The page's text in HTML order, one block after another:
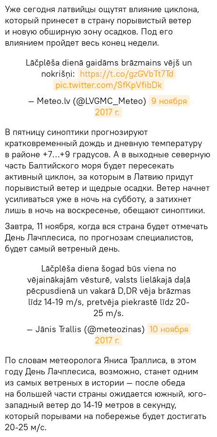
Уже сегодня латвийцы ощутят влияние циклона,
который принесет в страну порывистый ветер
и новую обширную зону осадков. Под его
влиянием пройдет весь конец недели.
Lāčplēša dienā gaidāms brāzmains vējš un
nokrišņi: https://t.co/gzGVbTt7Td
pic.twitter.com/SfKpVfibDk
— Meteo.lv (@LVGMC_Meteo) 9 ноября
2017 г.
​В пятницу синоптики прогнозируют
кратковременный дождь и дневную температуру
в районе +7…+9 градусов. А в выходные северную
часть Балтийского моря будет пересекать
активный циклон, за которым в Латвию придут
порывистый ветер и щедрые осадки. Ветер начнет
усиливаться уже в ночь на субботу, а затихнет
лишь в ночь на воскресенье, обещают синоптики.
Завтра, 11 ноября, когда вся страна будет отмечать
День Лачплесиса, по прогнозам специалистов,
будет самый ветреный день.
Lāčplēša diena šogad būs viena no
vējainākajām vēsturē, valsts lielākajā daļā
pēcpusdienā un vakarā D,DR vēja brāzmas
līdz 14-19 m/s, pretvēja piekrastē līdz 20-
25 m/s.
— Jānis Trallis (@meteozinas) 10 ноября
2017 г.
​По словам метеоролога Яниса Траллиса, в этом
году День Лачплесиса, возможно, станет одним
из самых ветреных в истории — после обеда
на большей части страны ожидается южный, юго-
западный ветер до 14-19 метров в секунду,
который порывами на побережье будет достигать
20-25 м/с.